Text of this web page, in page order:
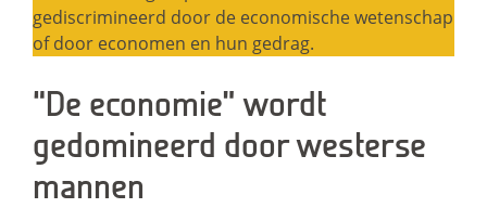
gediscrimineerd door de economische wetenschap
of door economen en hun gedrag.
“De economie” wordt
gedomineerd door westerse
mannen